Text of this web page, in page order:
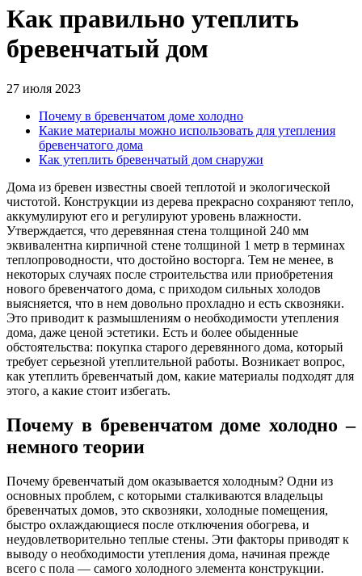
Как правильно утеплить
бревенчатый дом
27 июля 2023
Почему в бревенчатом доме холодно
Какие материалы можно использовать для утепления
бревенчатого дома
Как утеплить бревенчатый дом снаружи
Дома из бревен известны своей теплотой и экологической
чистотой. Конструкции из дерева прекрасно сохраняют тепло,
аккумулируют его и регулируют уровень влажности.
Утверждается, что деревянная стена толщиной 240 мм
эквивалентна кирпичной стене толщиной 1 метр в терминах
теплопроводности, что достойно восторга. Тем не менее, в
некоторых случаях после строительства или приобретения
нового бревенчатого дома, с приходом сильных холодов
выясняется, что в нем довольно прохладно и есть сквозняки.
Это приводит к размышлениям о необходимости утепления
дома, даже ценой эстетики. Есть и более обыденные
обстоятельства: покупка старого деревянного дома, который
требует серьезной утеплительной работы. Возникает вопрос,
как утеплить бревенчатый дом, какие материалы подходят для
этого, а какие стоит избегать.
Почему в бревенчатом доме холодно –
немного теории
Почему бревенчатый дом оказывается холодным? Одни из
основных проблем, с которыми сталкиваются владельцы
бревенчатых домов, это сквозняки, холодные помещения,
быстро охлаждающиеся после отключения обогрева, и
неудовлетворительно теплые стены. Эти факторы приводят к
выводу о необходимости утепления дома, начиная прежде
всего с пола — самого холодного элемента конструкции.